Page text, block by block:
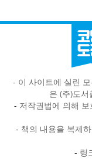
- 이 사이트에 실린
은 (주)도
- 저작권법에 의해
- 책의 내용을 복제
- 링